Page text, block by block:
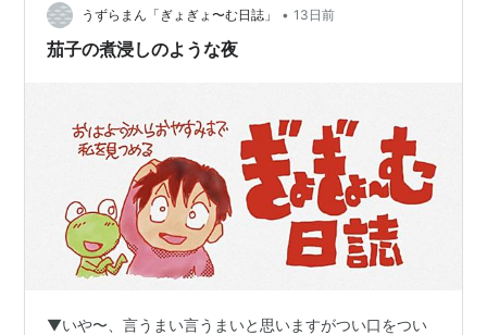
うずらまん「ぎょぎょ〜む日誌」 • 13日前
茄子の煮浸しのような夜
▼いや〜、言うまい言うまいと思いますがつい口をつい